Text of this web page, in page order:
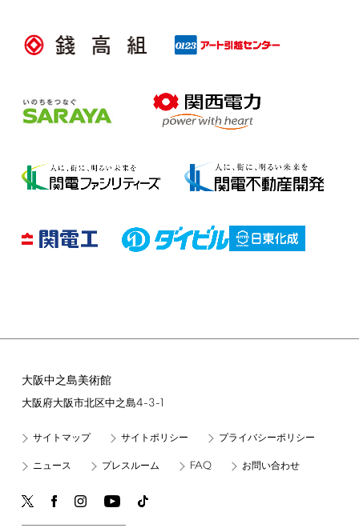
大阪中之島美術館
大阪府大阪市北区中之島4-3-1
サイトマップ サイトポリシー プライバシーポリシー
ニュース プレスルーム FAQ お問い合わせ